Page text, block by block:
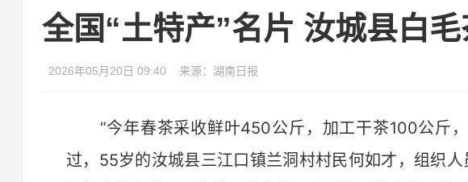
全国“土特产”名片 汝城县白
2026年05月20日 09:40 来源：湖南日报
“今年春茶采收鲜叶450公斤，加工干茶100公斤，
过，55岁的汝城县三江口镇兰洞村村民何如才，组织人